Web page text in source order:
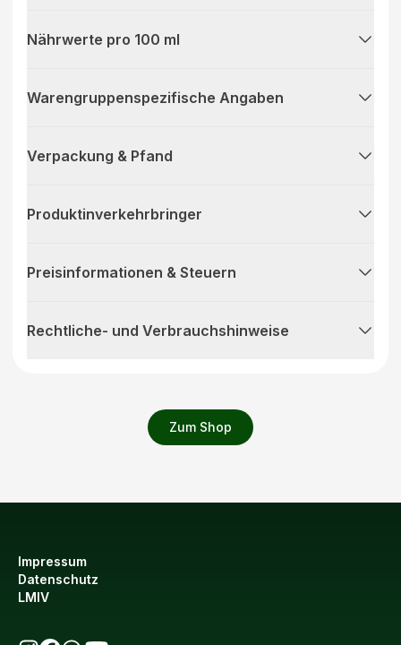
Zum Shop
Nährwerte pro 100 ml
Warengruppenspezifische Angaben
Verpackung & Pfand
Produktinverkehrbringer
Preisinformationen & Steuern
Rechtliche- und Verbrauchshinweise
Impressum
Datenschutz
LMIV